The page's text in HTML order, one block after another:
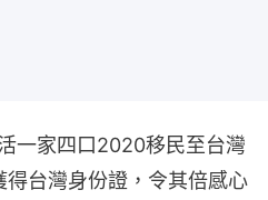
一家四口2020移民至台灣
台灣身份證，令其倍感心